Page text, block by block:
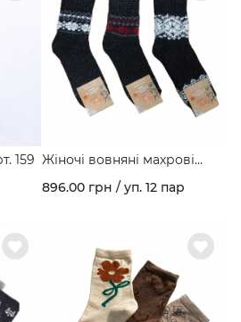
159 Жіночі вовняні махрові
шкарпетки з орнаментом
арт. 158
896.00 грн / уп. 12 пар